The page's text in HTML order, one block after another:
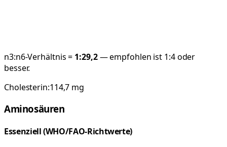
n3:n6-Verhältnis = 1:29,2— empfohlen ist 1:4 oder
besser.
Cholesterin:114,7 mg
Aminosäuren
Essenziell (WHO/FAO-Richtwerte)